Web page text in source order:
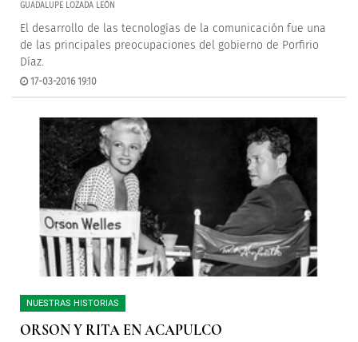
GUADALUPE LOZADA LEÓN
El desarrollo de las tecnologías de la comunicación fue una
de las principales preocupaciones del gobierno de Porfirio
Díaz.
17-03-2016 19:10
NUESTRAS HISTORIAS
ORSON Y RITA EN ACAPULCO